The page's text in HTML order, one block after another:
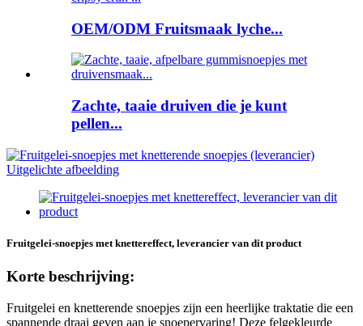
OEM/ODM Fruitsmaak lyche...
Zachte, taaie druiven die je kunt
pellen...
Fruitgelei-snoepjes met knettereffect, leverancier van dit product
Korte beschrijving:
Fruitgelei en knetterende snoepjes zijn een heerlijke traktatie die een
spannende draai geven aan je snoepervaring! Deze felgekleurde